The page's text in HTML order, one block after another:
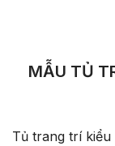
MẪU TỦ
Tủ trang trí